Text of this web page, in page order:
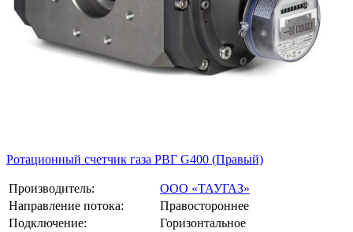
Ротационный счетчик газа РВГ G400 (Правый)
Производитель:
ООО «ТАУГАЗ»
Направление потока:
Правостороннее
Подключение:
Горизонтальное